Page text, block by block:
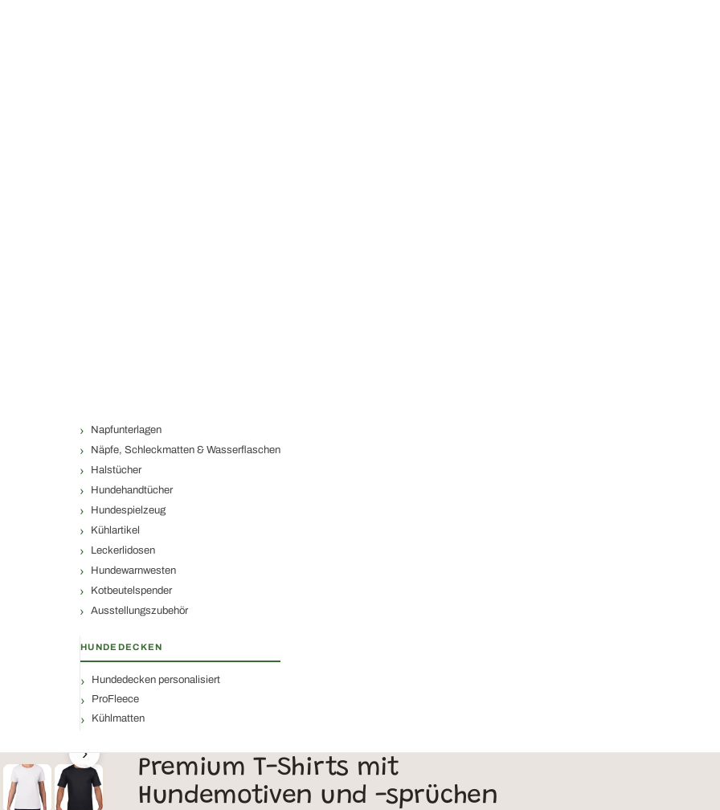
Napfunterlagen
Näpfe, Schleckmatten & Wasserflaschen
Halstücher
Hundehandtücher
Hundespielzeug
Kühlartikel
Leckerlidosen
Hundewarnwesten
Kotbeutelspender
Ausstellungszubehör
HUNDEDECKEN
Hundedecken personalisiert
ProFleece
Kühlmatten
›
Premium T-Shirts mit
Hundemotiven und -sprüchen